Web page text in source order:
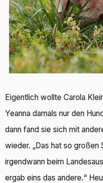
Eigentlich wollte Carola
Yeanna damals nur den
dann fand sie sich mit
wieder. „Das hat so
irgendwann beim
ergab eins das andere.“